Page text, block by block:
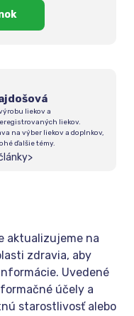
liekov a
liekov.
na výber liekov a doplnkov,
ďalšie témy.
>
aktualizujeme na
zdravia, aby
Uvedené
účely a
starostlivosť alebo